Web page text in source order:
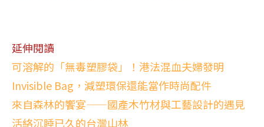
延伸閱讀
可溶解的「無毒塑膠袋」！港法混血夫婦發明
Invisible Bag，減塑環保還能當作時尚配件
來自森林的饗宴——國產木竹材與工藝設計的遇見
活絡沉睡已久的台灣山林